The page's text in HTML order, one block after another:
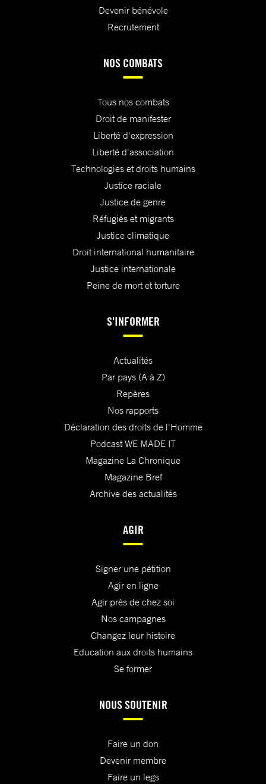
Devenir bénévole
Recrutement
NOS COMBATS
Tous nos combats
Droit de manifester
Liberté d'expression
Liberté d'association
Technologies et droits humains
Justice raciale
Justice de genre
Réfugiés et migrants
Justice climatique
Droit international humanitaire
Justice internationale
Peine de mort et torture
S'INFORMER
Actualités
Par pays (A à Z)
Repères
Nos rapports
Déclaration des droits de l'Homme
Podcast WE MADE IT
Magazine La Chronique
Magazine Bref
Archive des actualités
AGIR
Signer une pétition
Agir en ligne
Agir près de chez soi
Nos campagnes
Changez leur histoire
Education aux droits humains
Se former
NOUS SOUTENIR
Faire un don
Devenir membre
Faire un legs